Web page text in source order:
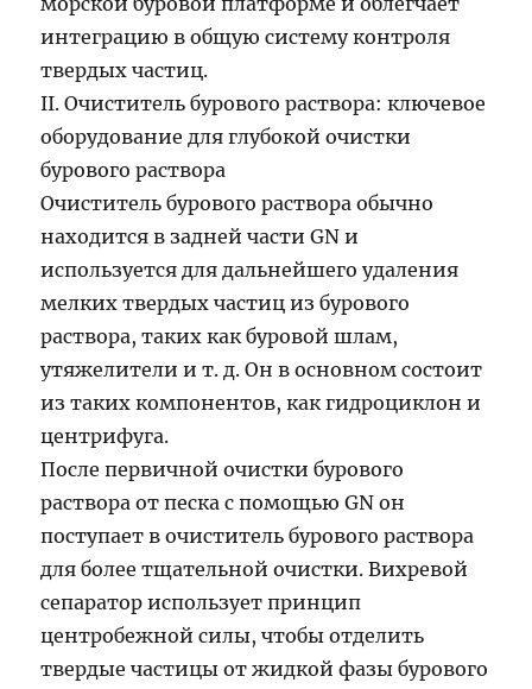
интеграцию в общую систему контроля
твердых частиц.
II. Очиститель бурового раствора: ключевое
оборудование для глубокой очистки
бурового раствора
Очиститель бурового раствора обычно
находится в задней части GN и
используется для дальнейшего удаления
мелких твердых частиц из бурового
раствора, таких как буровой шлам,
утяжелители и т. д. Он в основном состоит
из таких компонентов, как гидроциклон и
центрифуга.
После первичной очистки бурового
раствора от песка с помощью GN он
поступает в очиститель бурового раствора
для более тщательной очистки. Вихревой
сепаратор использует принцип
центробежной силы, чтобы отделить
твердые частицы от жидкой фазы бурового